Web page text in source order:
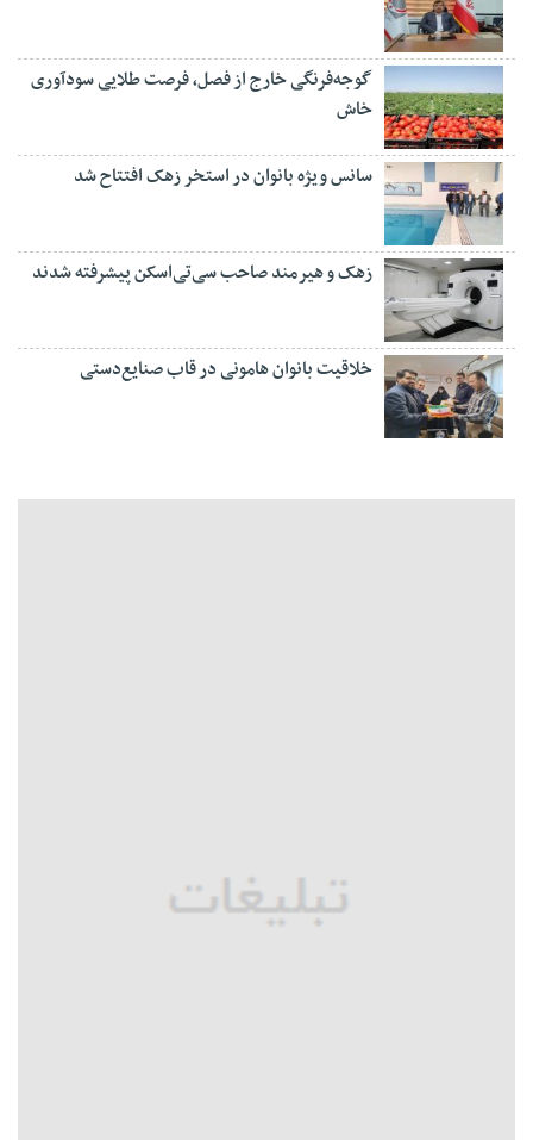
گوجه‌فرنگی خارج از فصل، فرصت طلایی سودآوری
خاش
سانس ویژه بانوان در استخر زهک افتتاح شد
زهک و هیرمند صاحب سی‌تی‌اسکن پیشرفته شدند
خلاقیت بانوان هامونی در قاب صنایع‌دستی